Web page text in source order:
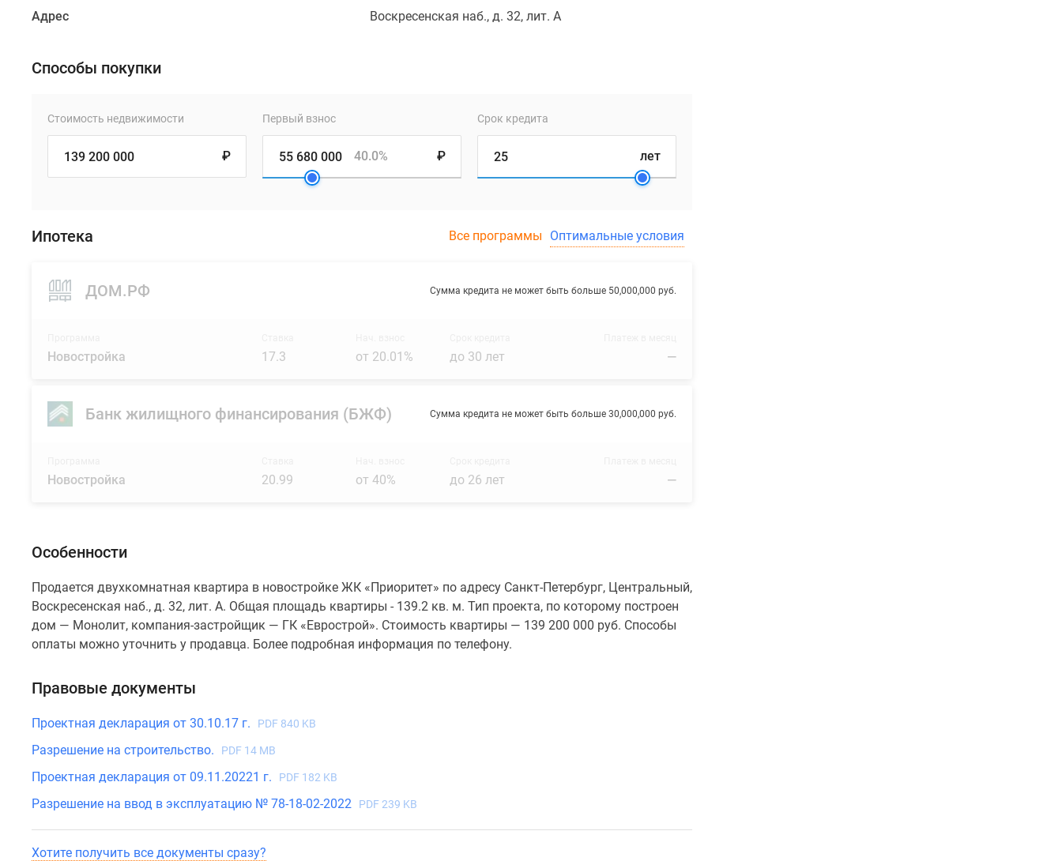
Адрес
Воскресенская наб., д. 32, лит. А
Способы покупки
Стоимость недвижимости
₽
Первый взнос
₽
40.0%
Срок кредита
лет
Ипотека Все программы Оптимальные условия
ДОМ.РФ Сумма кредита не может быть больше 50,000,000 руб.
Новостройка 17.3 от 20.01% до 30 лет —
Банк жилищного финансирования (БЖФ) Сумма кредита не может быть больше 30,000,000 руб.
Новостройка 20.99 от 40% до 26 лет —
Особенности
Продается двухкомнатная квартира в новостройке ЖК «Приоритет» по адресу Санкт-Петербург, Центральный,
Воскресенская наб., д. 32, лит. А. Общая площадь квартиры - 139.2 кв. м. Тип проекта, по которому построен
дом — Монолит, компания-застройщик — ГК «Еврострой». Стоимость квартиры — 139 200 000 руб. Способы
оплаты можно уточнить у продавца. Более подробная информация по телефону.
Правовые документы
Проектная декларация от 30.10.17 г. PDF 840 KB
Разрешение на строительство. PDF 14 MB
Проектная декларация от 09.11.20221 г. PDF 182 KB
Разрешение на ввод в эксплуатацию № 78-18-02-2022 PDF 239 KB
Хотите получить все документы сразу?